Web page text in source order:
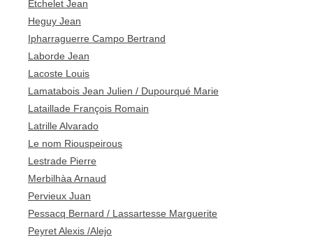
Etchelet Jean
Heguy Jean
Ipharraguerre Campo Bertrand
Laborde Jean
Lacoste Louis
Lamatabois Jean Julien / Dupourqué Marie
Lataillade François Romain
Latrille Alvarado
Le nom Riouspeirous
Lestrade Pierre
Merbilhàa Arnaud
Pervieux Juan
Pessacq Bernard / Lassartesse Marguerite
Peyret Alexis /Alejo